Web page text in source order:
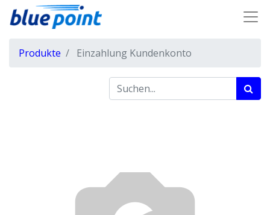
Produkte Einzahlung Kundenkonto